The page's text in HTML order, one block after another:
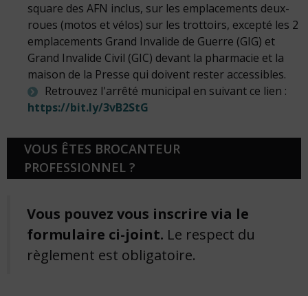
square des AFN inclus, sur les emplacements deux-
roues (motos et vélos) sur les trottoirs, excepté les 2
emplacements Grand Invalide de Guerre (GIG) et
Grand Invalide Civil (GIC) devant la pharmacie et la
maison de la Presse qui doivent rester accessibles.
Retrouvez l'arrêté municipal en suivant ce lien :
https://bit.ly/3vB2StG
VOUS ÊTES BROCANTEUR
PROFESSIONNEL ?
Vous pouvez vous inscrire via le
formulaire ci-joint. Le respect du
règlement est obligatoire.